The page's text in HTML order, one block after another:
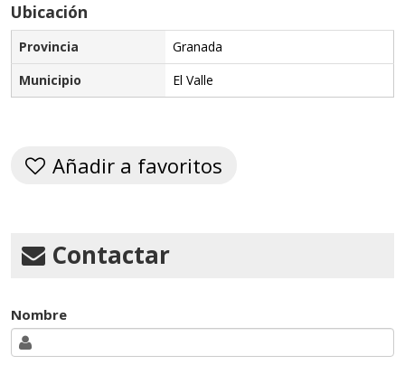
Ubicación
Provincia
Granada
Municipio
El Valle
Añadir a favoritos
Contactar
Nombre